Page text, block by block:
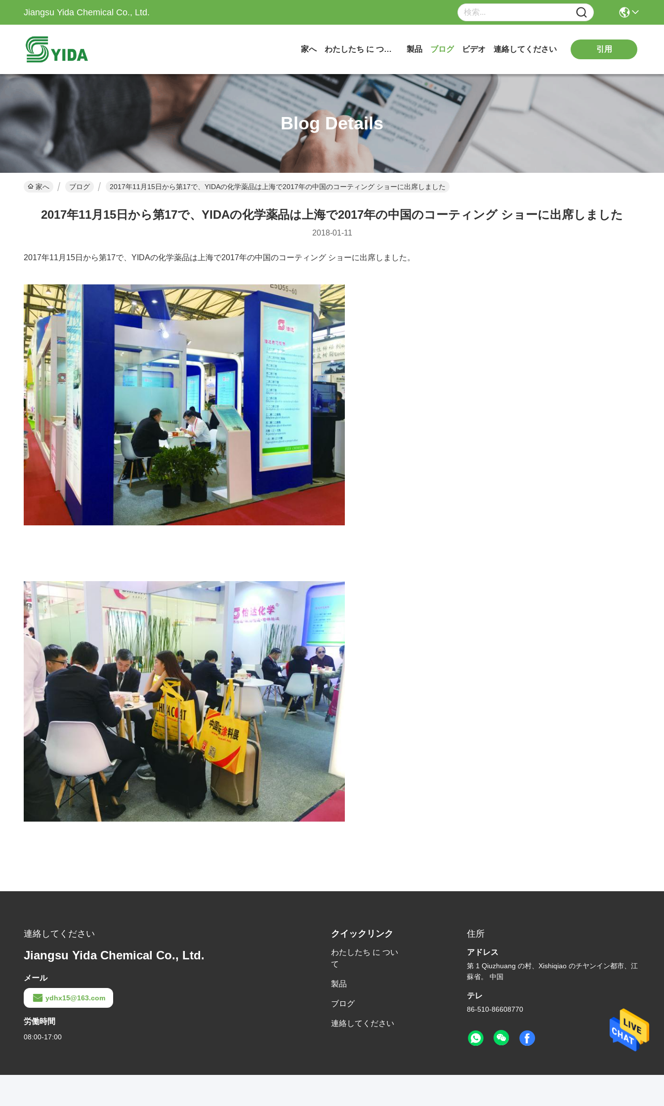
Jiangsu Yida Chemical Co., Ltd.
家へ わたしたち に つい て 製品 ブログ ビデオ 連絡してください 引用
Blog Details
家へ ブログ 2017年11月15日から第17で、YIDAの化学薬品は上海で2017年の中国のコーティング ショーに出席しました
2017年11月15日から第17で、YIDAの化学薬品は上海で2017年の中国のコーティング ショーに出席しました
2018-01-11
2017年11月15日から第17で、YIDAの化学薬品は上海で2017年の中国のコーティング ショーに出席しました。
連絡してください
Jiangsu Yida Chemical Co., Ltd.
メール
ydhx15@163.com
労働時間
08:00-17:00
クイックリンク
わたしたち に つい
て
製品
ブログ
連絡してください
住所
アドレス
第 1 Qiuzhuang の村、Xishiqiao のチヤンイン都市、江
蘇省。 中国
テレ
86-510-86608770